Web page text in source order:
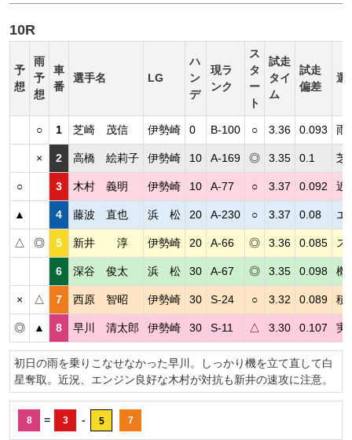
10R
予
想
雨
予
想
車
番
選手名 LG
ハ
ン
デ
現ラ
ンク
ス
タ
ー
ト
試走
タイ
ム
試走
偏差
選
○ 1 芝崎 茂信 伊勢崎 0 B-100 ○ 3.36 0.093 雨
× 2 高橋 絵莉子 伊勢崎 10 A-169 ◎ 3.35 0.1 芝
○ 3 木村 義明 伊勢崎 10 A-77 ○ 3.37 0.092 近
▲ 4 藤波 直也 浜 松 20 A-230 ○ 3.37 0.08 エ
△ ◎ 5 新井 淳 伊勢崎 20 A-66 ◎ 3.36 0.085 ス
6 深谷 俊太 浜 松 30 A-67 ◎ 3.35 0.098 機
× △ 7 西原 智昭 伊勢崎 30 S-24 ○ 3.32 0.089 積
◎ ▲ 8 早川 清太郎 伊勢崎 30 S-11 △ 3.30 0.107 実
初日の雨を乗りこなせなかった早川。しっかり機を立て直して白
星奪取。近況、エンジン良好な木村が対抗も新井の速攻に注意。
8 = 3 - 5 7